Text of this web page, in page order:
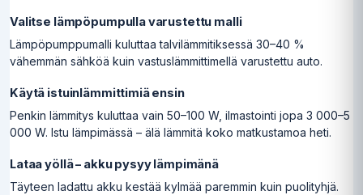
Valitse lämpöpumpulla varustettu malli
Lämpöpumppumalli kuluttaa talvilämmitiksessä 30–40 %
vähemmän sähköä kuin vastuslämmittimellä varustettu auto.
Käytä istuinlämmittimiä ensin
Penkin lämmitys kuluttaa vain 50–100 W, ilmastointi jopa 3 000–5
000 W. Istu lämpimässä – älä lämmitä koko matkustamoa heti.
Lataa yöllä – akku pysyy lämpimänä
Täyteen ladattu akku kestää kylmää paremmin kuin puolityhjä.